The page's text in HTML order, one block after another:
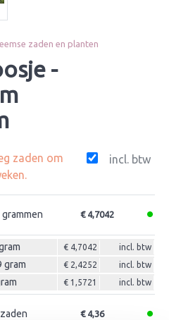
zaden en planten
-
zaden om
incl. btw
€ 4,7042
€ 4,7042 incl. btw
gram € 2,4252 incl. btw
€ 1,5721 incl. btw
€ 4,36